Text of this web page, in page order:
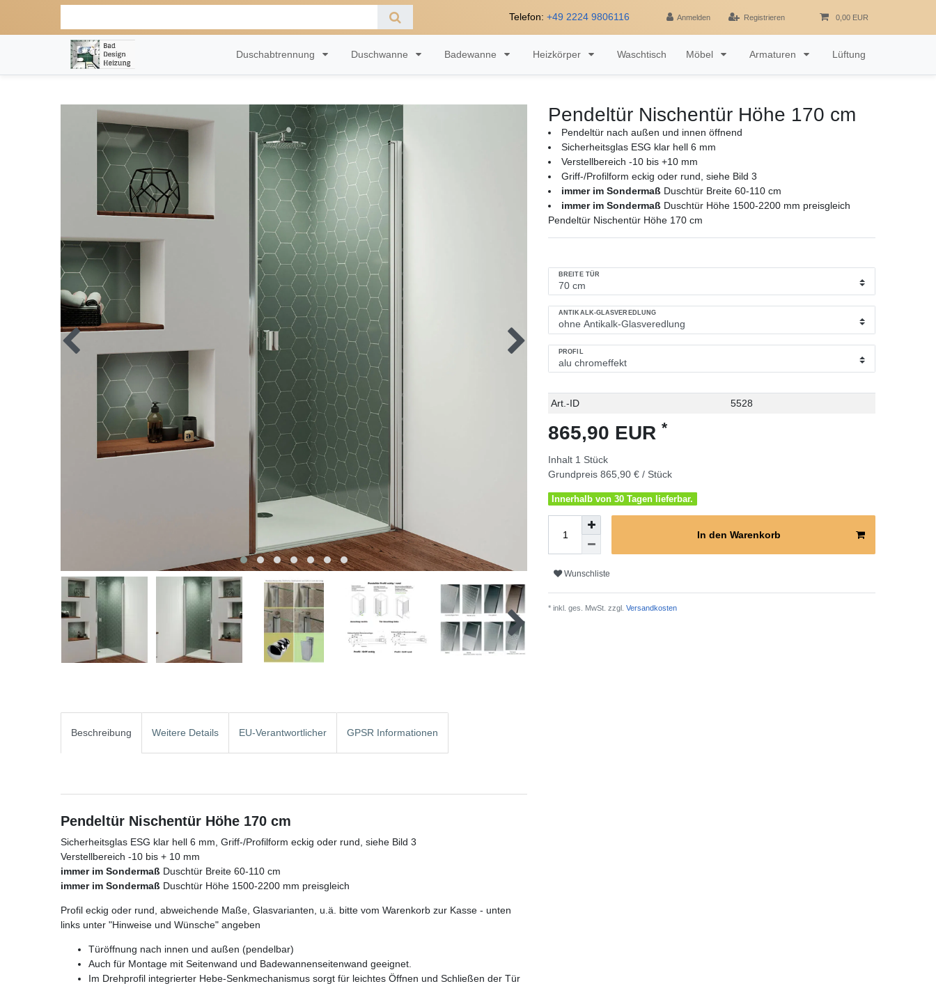
Telefon: +49 2224 9806116 Anmelden Registrieren 0,00 EUR
Duschabtrennung Duschwanne Badewanne Heizkörper Waschtisch Möbel Armaturen Lüftung
Pendeltür Nischentür Höhe 170 cm
Pendeltür nach außen und innen öffnend
Sicherheitsglas ESG klar hell 6 mm
Verstellbereich -10 bis +10 mm
Griff-/Profilform eckig oder rund, siehe Bild 3
immer im Sondermaß Duschtür Breite 60-110 cm
immer im Sondermaß Duschtür Höhe 1500-2200 mm preisgleich
Pendeltür Nischentür Höhe 170 cm
BREITE TÜR
ANTIKALK-GLASVEREDLUNG
PROFIL
Technisches
Wert
Art.-ID 5528
865,90 EUR *
Inhalt 1 Stück
Grundpreis 865,90 € / Stück
Innerhalb von 30 Tagen lieferbar.
In den Warenkorb
Wunschliste
* inkl. ges. MwSt. zzgl. Versandkosten
Beschreibung Weitere Details EU-Verantwortlicher GPSR Informationen
Pendeltür Nischentür Höhe 170 cm
Sicherheitsglas ESG klar hell 6 mm, Griff-/Profilform eckig oder rund, siehe Bild 3
Verstellbereich -10 bis + 10 mm
immer im Sondermaß Duschtür Breite 60-110 cm
immer im Sondermaß Duschtür Höhe 1500-2200 mm preisgleich
Profil eckig oder rund, abweichende Maße, Glasvarianten, u.ä. bitte vom Warenkorb zur Kasse - unten
links unter "Hinweise und Wünsche" angeben
Türöffnung nach innen und außen (pendelbar)
Auch für Montage mit Seitenwand und Badewannenseitenwand geeignet.
Im Drehprofil integrierter Hebe-Senkmechanismus sorgt für leichtes Öffnen und Schließen der Tür